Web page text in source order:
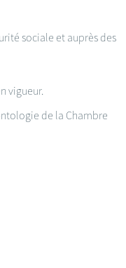
sociale et auprès des
vigueur.
de la Chambre